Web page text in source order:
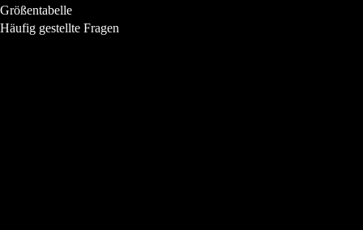
Größentabelle
Häufig gestellte Fragen